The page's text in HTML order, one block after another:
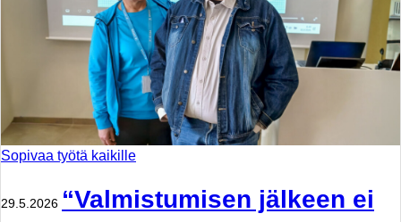
Sopivaa työtä kaikille
29.5.2026 “Valmistumisen jälkeen ei